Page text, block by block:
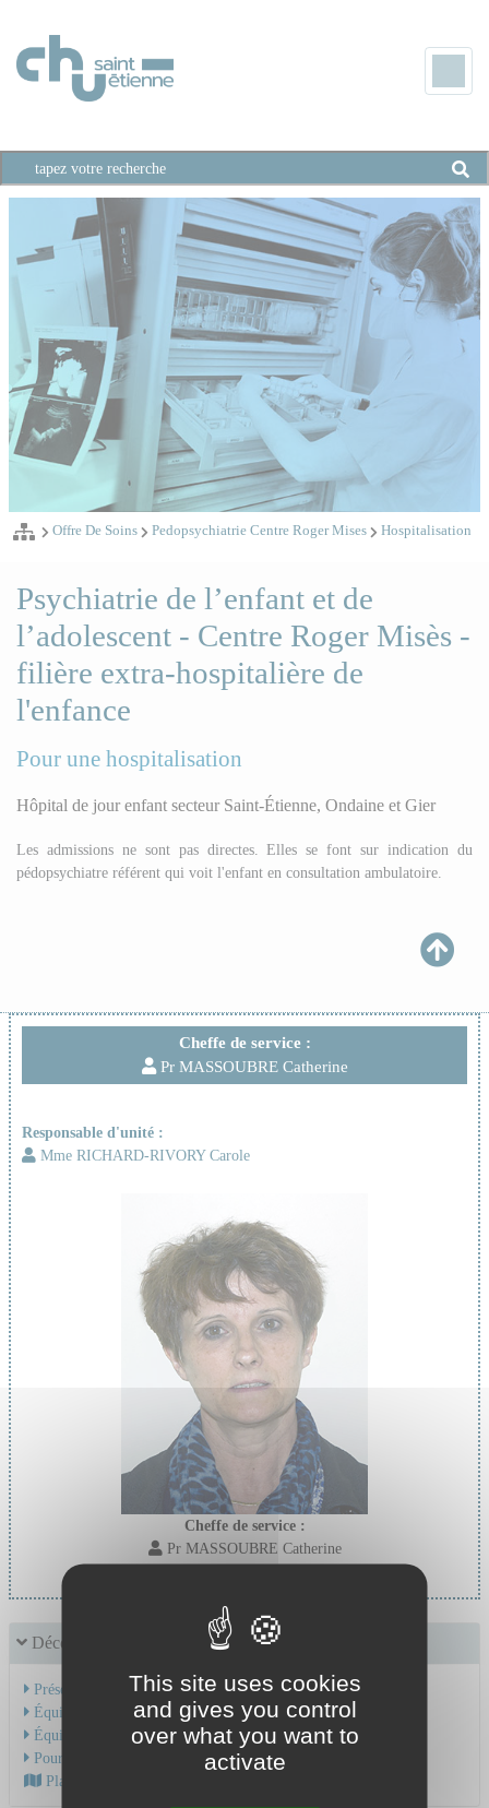
Offre De Soins Pedopsychiatrie Centre Roger Mises Hospitalisation
Cheffe de service :
Pr MASSOUBRE Catherine
Responsable d'unité :
Mme RICHARD-RIVORY Carole
Cheffe de service :
Pr MASSOUBRE Catherine
Découvrir le service
Présentation de l'activité
Équipe Médicale
Équipe Soignante
Pour une hospitalisation
Plan d'accès au CHU
Psychiatrie de l’enfant et de
l’adolescent - Centre Roger Misès -
filière extra-hospitalière de
l'enfance
Pour une hospitalisation
Hôpital de jour enfant secteur Saint-Étienne, Ondaine et Gier
Les admissions ne sont pas directes. Elles se font sur indication du
pédopsychiatre référent qui voit l'enfant en consultation ambulatoire.
This site uses cookies
and gives you control
over what you want to
activate